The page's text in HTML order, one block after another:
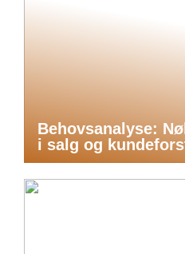
Behovsanalyse:
i salg og